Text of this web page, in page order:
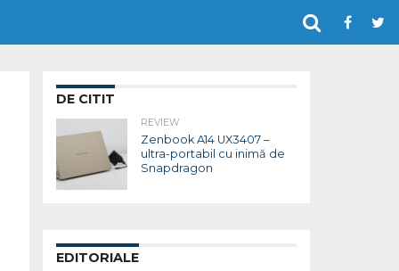
DE CITIT
REVIEW
Zenbook A14 UX3407 –
ultra-portabil cu inimă de
Snapdragon
EDITORIALE